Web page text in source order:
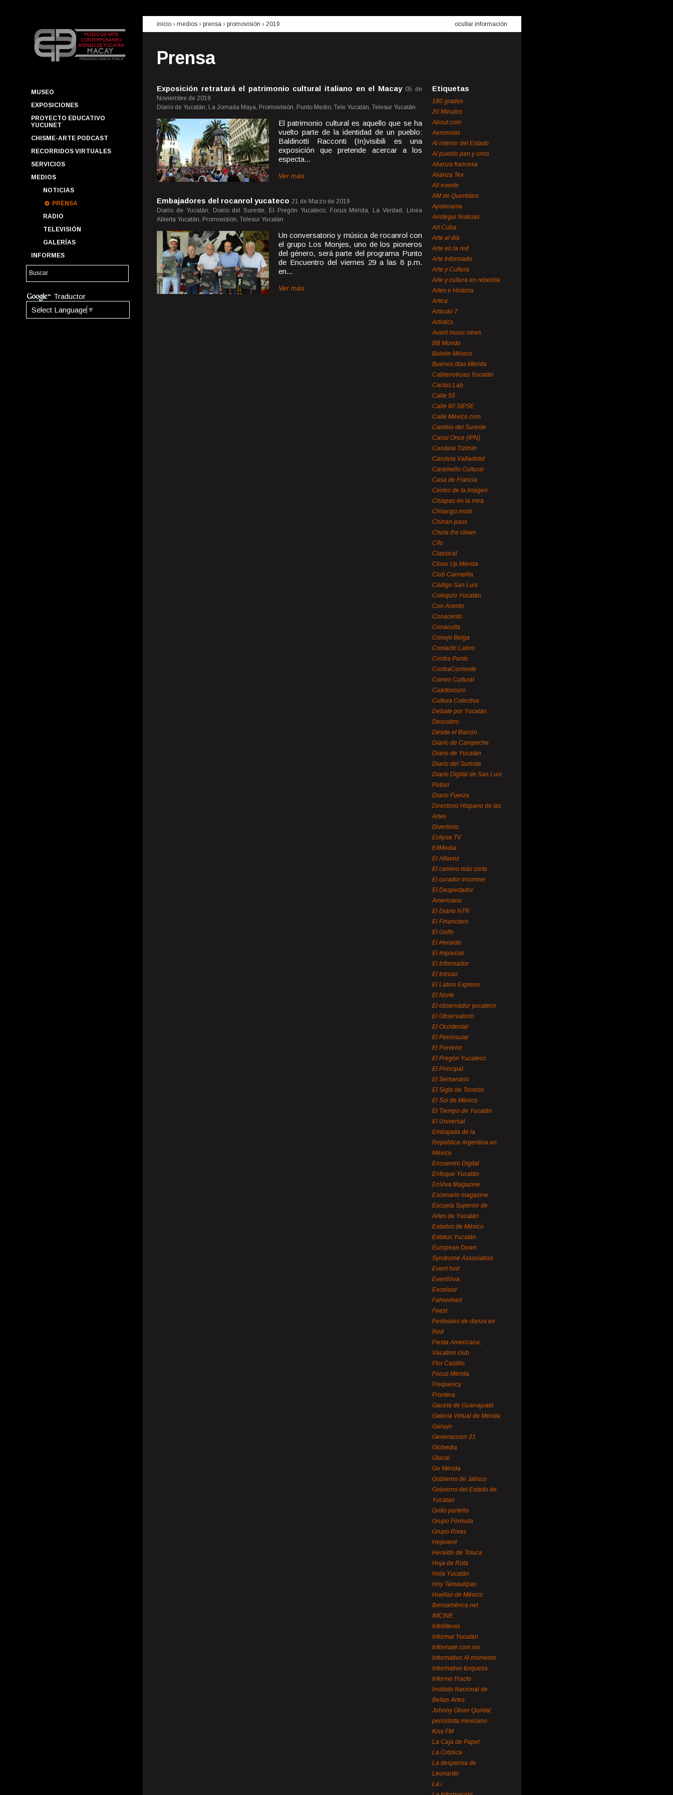
MUSEO
EXPOSICIONES
PROYECTO EDUCATIVO
YUCUNET
CHISME-ARTE PODCAST
RECORRIDOS VIRTUALES
SERVICIOS
MEDIOS
NOTICIAS
PRENSA
RADIO
TELEVISIÓN
GALERÍAS
INFORMES
Traductor
Select Language ▼
inicio › medios › prensa › promovisión › 2019 ocultar información
Prensa
Exposición retratará el patrimonio cultural italiano en el Macay 05 de
Noviembre de 2019
Diario de Yucatán, La Jornada Maya, Promovisión, Punto Medio, Tele Yucatán, Telesur Yucatán
El patrimonio cultural es aquello que se ha
vuelto parte de la identidad de un pueblo:
Baldinotti Racconti (In)visibili es una
exposición que pretende acercar a los
especta...
Ver más
Embajadores del rocanrol yucateco 21 de Marzo de 2019
Diario de Yucatán, Diario del Sureste, El Pregón Yucateco, Focus Mérida, La Verdad, Línea
Abierta Yucatán, Promovisión, Telesur Yucatán
Un conversatorio y música de rocanrol con
el grupo Los Monjes, uno de los pioneros
del género, será parte del programa Punto
de Encuentro del viernes 29 a las 8 p.m.
en...
Ver más
Etiquetas
180 grados
20 Minutos
About.com
Aeronotas
Al interior del Estado
Al pueblo pan y circo
Alianza francesa
Alianza Tex
All events
AM de Querétaro
Apolorama
Aristegui Noticias
Art Cuba
Arte al día
Arte en la red
Arte Informado
Arte y Cultura
Arte y cultura en rebeldía
Artes e Historia
Artica
Artículo 7
Artistics
Avant music news
BB Mundo
Boletín México
Buenos días Mérida
Cablenoticias Yucatán
Cactus Lab
Calle 55
Calle 60 SIPSE
Calle México.com
Cambio del Sureste
Canal Once (IPN)
Candela Tizimín
Candela Valladolid
Caramello Cultural
Casa de Francia
Centro de la Imagen
Chiapas en la mira
Chilango.mobi
Chinan-pass
Chula the clown
Cifo
Classical
Close Up Mérida
Club Carmelita
Código San Luis
Coloquio Yucatán
Con Acento
Conacento
Conaculta
Conejo Belga
Contacto Latino
Contra Punto
ContraCorriente
Correo Cultural
Cuartoscuro
Cultura Colectiva
Debate por Yucatán
Descubro
Desde el Balcón
Diario de Campeche
Diario de Yucatán
Diario del Sureste
Diario Digital de San Luis
Potosí
Diario Fuerza
Directorio Hispano de las
Artes
Divertorio
Eclipse TV
EitMedia
El Altavoz
El camino más corto
El curador insomne
El Despertador
Americano
El Diario NTR
El Financiero
El Golfo
El Heraldo
El Imparcial
El Informador
El Intruso
El Latino Expreso
El Norte
El observador yucateco
El Observatorio
El Occidental
El Peninsular
El Porvenir
El Pregón Yucateco
El Principal
El Semanario
El Siglo de Torreón
El Sol de México
El Tiempo de Yucatán
El Universal
Embajada de la
República Argentina en
México
Encuentro Digital
Enfoque Yucatán
EnViva Magazine
Escenario magazine
Escuela Superior de
Artes de Yucatán
Estados de México
Estatus Yucatán
European Down
Syndrome Association
Event hint
EventViva
Excelsior
Fahrenheit
Feest
Festivales de danza en
Red
Fiesta Americana,
Vacation club
Flor Castillo
Focus Mérida
Frequency
Frontera
Gaceta de Guanajuato
Galería Virtual de Mérida
Garuyo
Generaccion 21
Globedia
Glocal
Go Mérida
Gobierno de Jalisco
Gobierno del Estado de
Yucatán
Grillo porteño
Grupo Fórmula
Grupo Rivas
Hejevent
Heraldo de Toluca
Hoja de Ruta
Hola Yucatán
Hoy Tamaulipas
Huellas de México
Iberoamérica.net
IMCINE
Infolliteras
Informat Yucatán
Infórmate.com.mx
Informativo Al momento
Informativo turquesa
Informe Fracto
Instituto Nacional de
Bellas Artes
Johnny Oliver Quintal,
periodista mexicano
Kiss FM
La Caja de Papel
La Crónica
La despensa de
Leonardo
La i